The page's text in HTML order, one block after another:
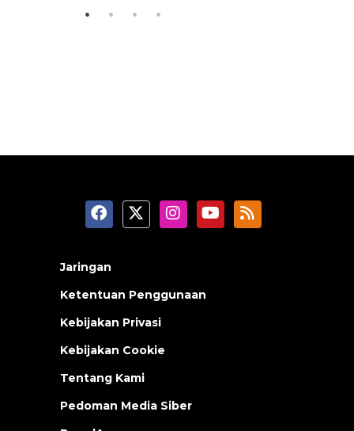
Jaringan
Ketentuan Penggunaan
Kebijakan Privasi
Kebijakan Cookie
Tentang Kami
Pedoman Media Siber